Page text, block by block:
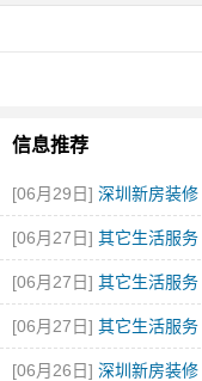
信息推荐
[06月29日] 深圳新房装修
[06月27日] 其它生活服务
[06月27日] 其它生活服务
[06月27日] 其它生活服务
输[图]
[06月26日] 深圳新房装修